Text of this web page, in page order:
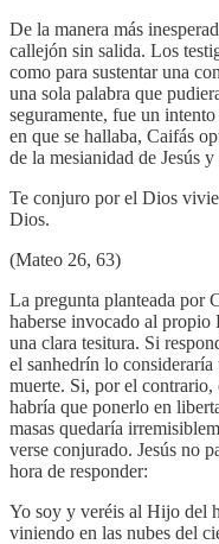
De la manera más
callejón sin salida. Los
como para sustentar una
una sola palabra que
seguramente, fue un
en que se hallaba, Caifás
de la mesianidad de Jesús
Te conjuro por el Dios
Dios.
(Mateo 26, 63)
La pregunta planteada por
haberse invocado al propio
una clara tesitura. Si
el sanhedrín lo consideraría
muerte. Si, por el contrario,
habría que ponerlo en
masas quedaría
verse conjurado. Jesús no
hora de responder:
Yo soy y veréis al Hijo del
viniendo en las nubes del